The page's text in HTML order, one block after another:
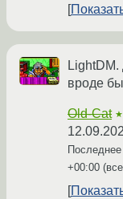
LightDM.
вроде
Old-Cat ★
+00:00